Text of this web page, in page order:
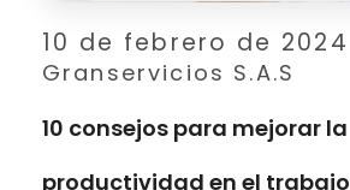
10 de febrero de 2024
Granservicios S.A.S
10 consejos para mejorar la
productividad en el trabajo